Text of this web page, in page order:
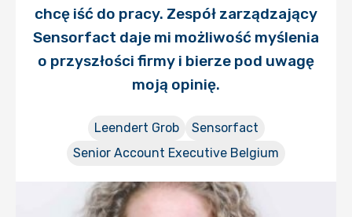
chcę iść do pracy. Zespół zarządzający
Sensorfact daje mi możliwość myślenia
o przyszłości firmy i bierze pod uwagę
moją opinię.
Leendert Grob
Sensorfact
Senior Account Executive Belgium